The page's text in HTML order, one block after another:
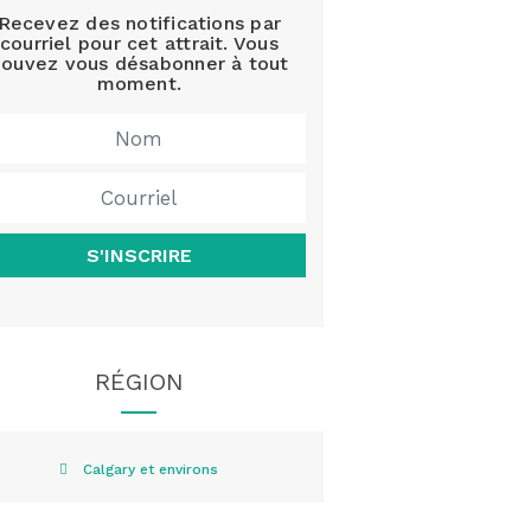
des notifications par
courriel pour cet attrait. Vous
vous désabonner à tout
moment.
S'INSCRIRE
RÉGION
Calgary et environs